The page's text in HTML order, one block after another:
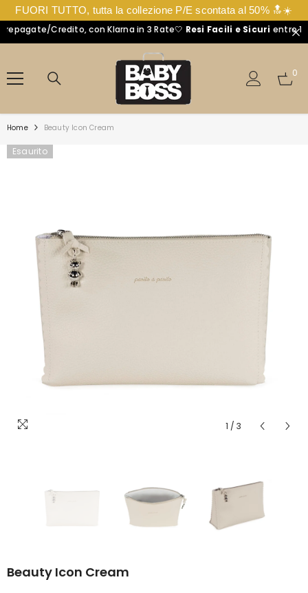
FUORI TUTTO, tutta la collezione P/E scontata al 50% 🔝☀️
VAI DIRETTAMENTE AI CONTENUTI
Credito, con Klarna in 3 Rate🤍Resi Facili e Sicurientro 14
0
0
Home Beauty Icon Cream
Esaurito
1 / 3
Beauty Icon Cream